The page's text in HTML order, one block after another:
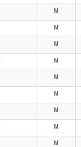
M
M
M
M
M
M
M
M
M